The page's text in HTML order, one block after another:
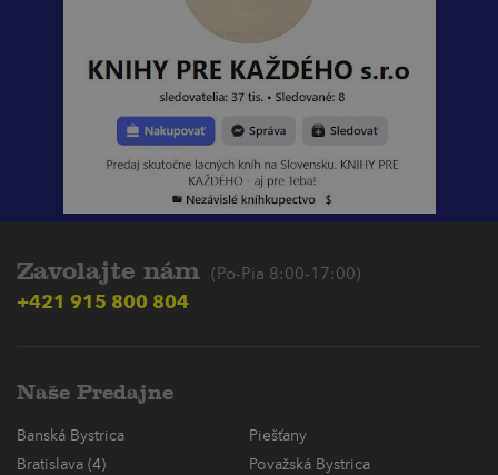
Zavolajte nám (Po-Pia 8:00-17:00)
+421 915 800 804
Naše Predajne
Banská Bystrica
Piešťany
Bratislava (4)
Považská Bystrica